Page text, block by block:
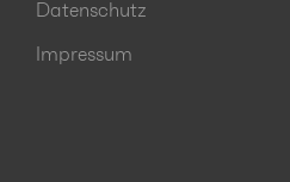
Datenschutz
Impressum